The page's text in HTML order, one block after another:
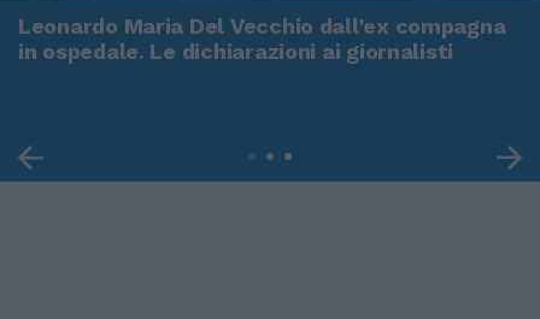
Leonardo Maria Del Vecchio dall'ex compagna
in ospedale. Le dichiarazioni ai giornalisti